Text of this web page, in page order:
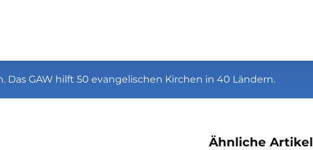
GAW hilft 50 evangelischen Kirchen in 40 Ländern.
Ähnliche Artikel